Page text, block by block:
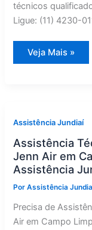
técnicos
Ligue: (11) 4230-
Jenn
Air
—
Assistência
Jundiaí
Veja Mais »
Assistência Jundiaí
Assistência
Jenn Air em
Assistência
PorAssistência
Precisa de
Air em Campo